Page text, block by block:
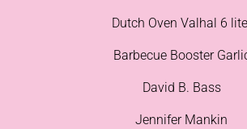
Dutch Oven Valhal 6
Barbecue Booster
David B. Bass
Jennifer Mankin